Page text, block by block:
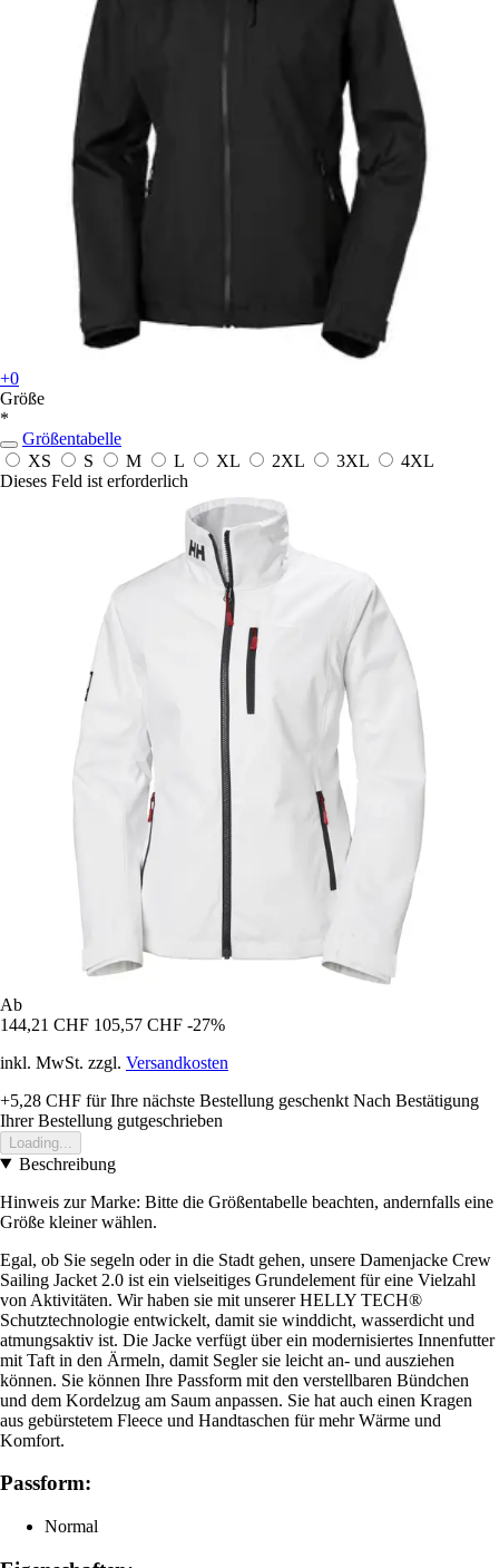
+0
Größe
*
Größentabelle
XS
S M L XL 2XL 3XL
4XL
Dieses Feld ist erforderlich
Ab
144,21 CHF 105,57 CHF -27%
inkl. MwSt. zzgl. Versandkosten
+5,28 CHF für Ihre nächste Bestellung geschenkt Nach Bestätigung
Ihrer Bestellung gutgeschrieben
Loading...
Beschreibung
Hinweis zur Marke: Bitte die Größentabelle beachten, andernfalls eine
Größe kleiner wählen.
Egal, ob Sie segeln oder in die Stadt gehen, unsere Damenjacke Crew
Sailing Jacket 2.0 ist ein vielseitiges Grundelement für eine Vielzahl
von Aktivitäten. Wir haben sie mit unserer HELLY TECH®
Schutztechnologie entwickelt, damit sie winddicht, wasserdicht und
atmungsaktiv ist. Die Jacke verfügt über ein modernisiertes Innenfutter
mit Taft in den Ärmeln, damit Segler sie leicht an- und ausziehen
können. Sie können Ihre Passform mit den verstellbaren Bündchen
und dem Kordelzug am Saum anpassen. Sie hat auch einen Kragen
aus gebürstetem Fleece und Handtaschen für mehr Wärme und
Komfort.
Passform:
Normal